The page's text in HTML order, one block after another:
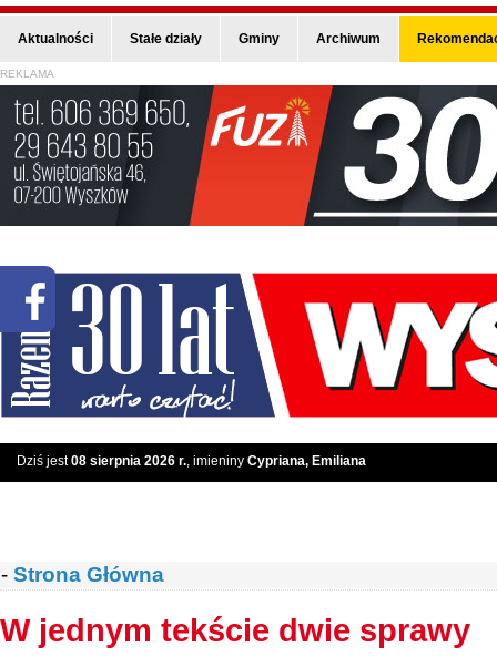
Aktualności Stałe działy Gminy Archiwum
REKLAMA
Dziś jest08 sierpnia 2026 r., imieniny Cypriana, Emiliana
- Strona Główna
W jednym tekście dwie sprawy